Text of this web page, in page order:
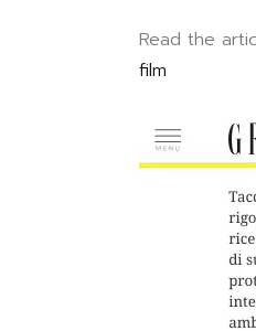
Read the
film